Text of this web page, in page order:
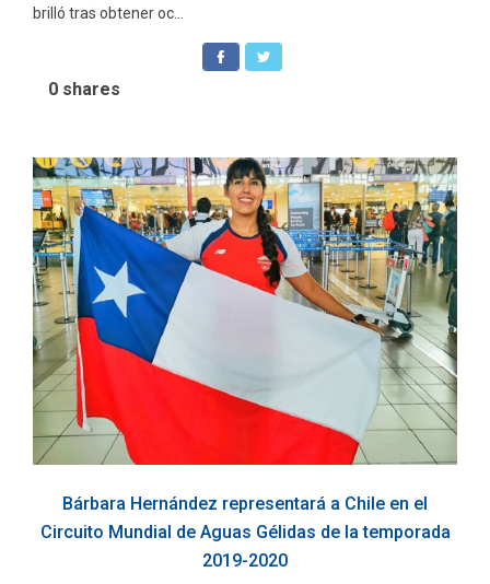
brilló tras obtener oc...
0 shares
Bárbara Hernández representará a Chile en el
Circuito Mundial de Aguas Gélidas de la temporada
2019-2020